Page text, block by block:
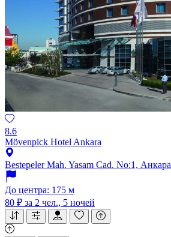
8.6
Mövenpick Hotel Ankara
Bestepeler Mah. Yasam Cad. No:1, Анкара
До центра: 175 м
80 ₽ за 2 чел., 5 ночей